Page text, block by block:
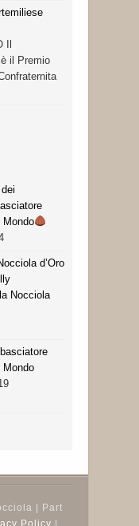
il Premio
Mondo
d’Oro
Nocciola
Mondo
| Part
Policy |